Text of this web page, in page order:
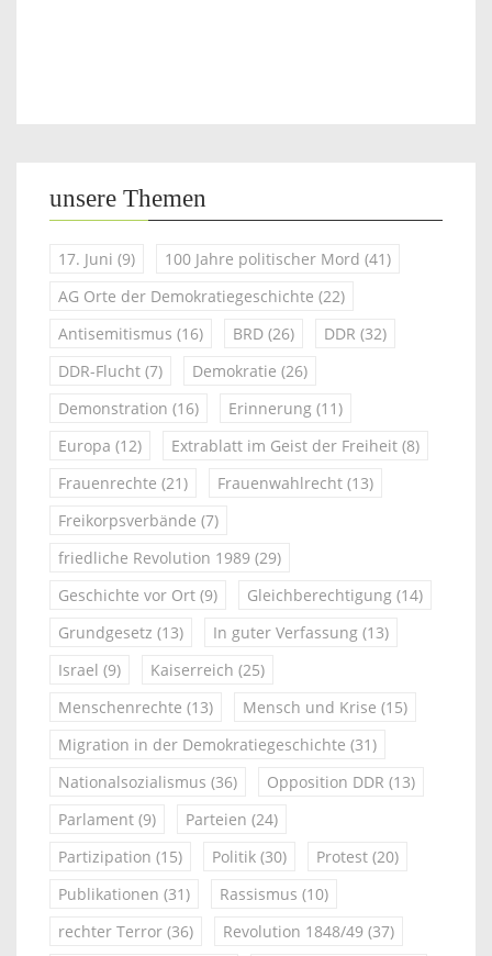
unsere Themen
17. Juni (9) 100 Jahre politischer Mord (41)
AG Orte der Demokratiegeschichte (22)
Antisemitismus (16) BRD (26) DDR (32)
DDR-Flucht (7) Demokratie (26)
Demonstration (16) Erinnerung (11)
Europa (12) Extrablatt im Geist der Freiheit (8)
Frauenrechte (21) Frauenwahlrecht (13)
Freikorpsverbände (7)
friedliche Revolution 1989 (29)
Geschichte vor Ort (9) Gleichberechtigung (14)
Grundgesetz (13) In guter Verfassung (13)
Israel (9) Kaiserreich (25)
Menschenrechte (13) Mensch und Krise (15)
Migration in der Demokratiegeschichte (31)
Nationalsozialismus (36) Opposition DDR (13)
Parlament (9) Parteien (24)
Partizipation (15) Politik (30) Protest (20)
Publikationen (31) Rassismus (10)
rechter Terror (36) Revolution 1848/49 (37)